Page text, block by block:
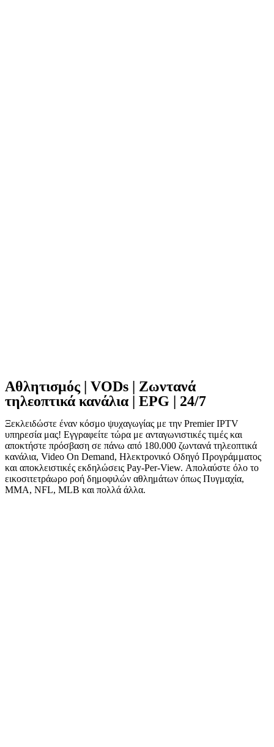
Αθλητισμός | VODs | Ζωντανά
τηλεοπτικά κανάλια | EPG | 24/7
Ξεκλειδώστε έναν κόσμο ψυχαγωγίας με την Premier IPTV
υπηρεσία μας! Εγγραφείτε τώρα με ανταγωνιστικές τιμές και
αποκτήστε πρόσβαση σε πάνω από 180.000 ζωντανά τηλεοπτικά
κανάλια, Video On Demand, Ηλεκτρονικό Οδηγό Προγράμματος
και αποκλειστικές εκδηλώσεις Pay-Per-View. Απολαύστε όλο το
εικοσιτετράωρο ροή δημοφιλών αθλημάτων όπως Πυγμαχία,
MMA, NFL, MLB και πολλά άλλα.